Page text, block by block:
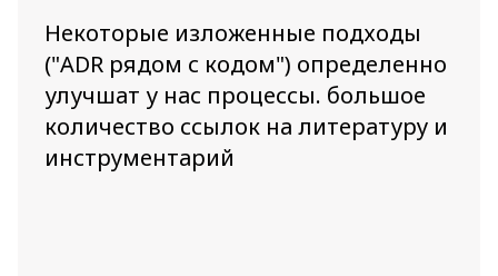
Некоторые изложенные подходы
("ADR рядом с кодом") определенно
улучшат у нас процессы. большое
количество ссылок на литературу и
инструментарий